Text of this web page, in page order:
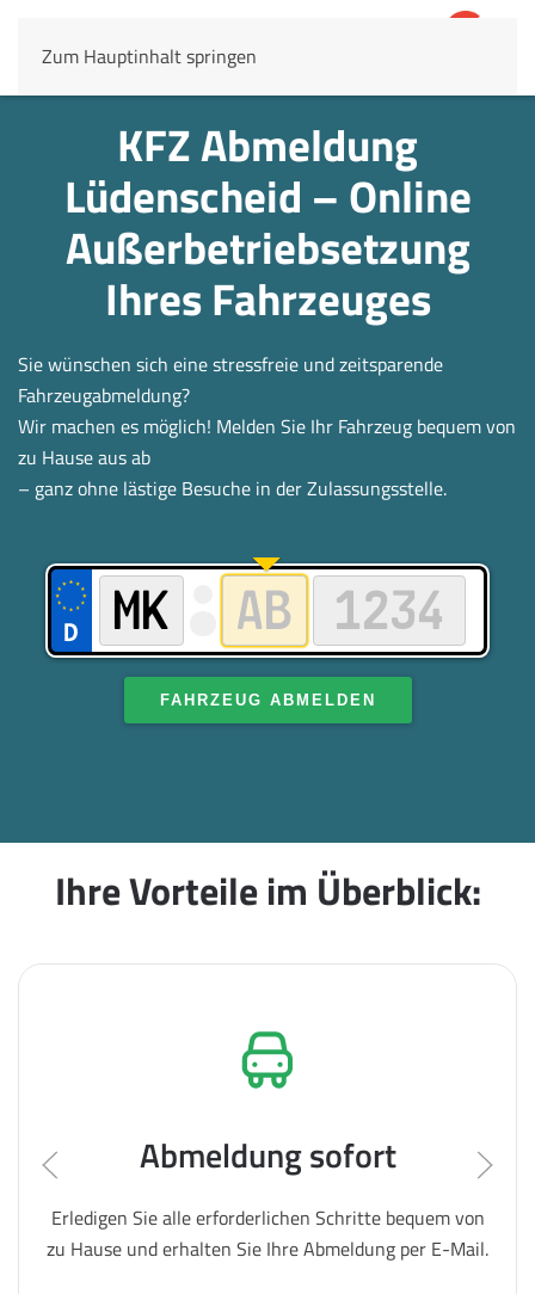
Zum Hauptinhalt springen
KFZ Abmeldung
Lüdenscheid – Online
Außerbetrieb­setzung
Ihres Fahrzeuges
Sie wünschen sich eine stressfreie und zeitsparende
Fahrzeugabmeldung?
Wir machen es möglich! Melden Sie Ihr Fahrzeug bequem von
zu Hause aus ab
– ganz ohne lästige Besuche in der Zulassungsstelle.
FAHRZEUG ABMELDEN
Ihre Vorteile im Überblick:
Abmeldung sofort
Erledigen Sie alle erforderlichen Schritte bequem von
zu Hause und erhalten Sie Ihre Abmeldung per E-Mail.